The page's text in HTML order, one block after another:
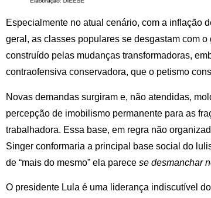
Especialmente no atual cenário, com a inflação
geral, as classes populares se desgastam com
construído pelas mudanças transformadoras,
contraofensiva conservadora, que o petismo
Novas demandas surgiram e, não atendidas,
percepção de imobilismo permanente para as
trabalhadora. Essa base, em regra não
Singer conformaria a principal base social do
de “mais do mesmo” ela parece se desmanchar
O presidente Lula é uma liderança indiscutível